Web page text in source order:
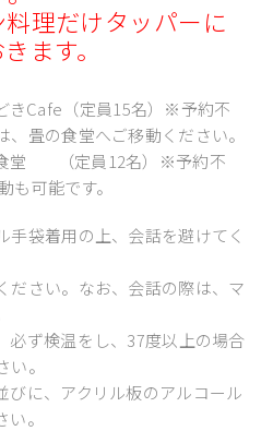
理だけタッパーに
ます。
Cafe（定員15名）※予約不
畳の食堂へご移動ください。
堂 （定員12名）※予約不
も可能です。
袋着用の上、会話を避けてく
さい。なお、会話の際は、マ
ず検温をし、37度以上の場合
。
に、アクリル板のアルコール
。